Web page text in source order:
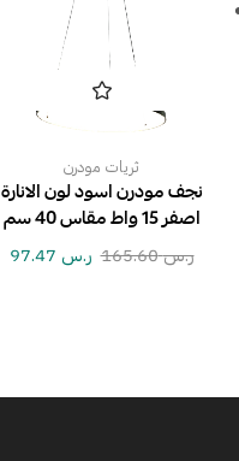
ثريات مودرن
نجف مودرن اسود لون الانارة
اصفر 15 واط مقاس 40 سم
ر.س165.60 ر.س